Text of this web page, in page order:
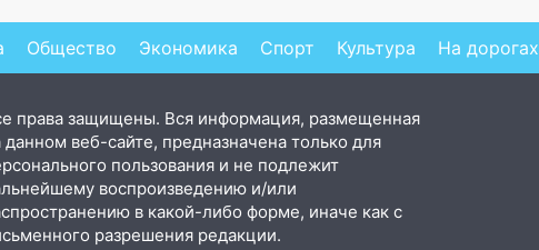
хлопок
Общество Экономика Спорт Культура На дорогах
права защищены. Вся информация, размещенная
данном веб-сайте, предназначена только для
пользования и не подлежит
воспроизведению и/или
в какой-либо форме, иначе как с
разрешения редакции.